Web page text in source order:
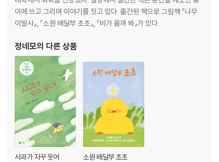
이에 쓰고 그리며 이야기를 짓고 있다. 출간된 책으로 그림책 『나무
이발사』, 『소원 배달부 초초』, 『비가 올까 봐』가 있다.
정네모의 다른 상품
사과가 자꾸 웃어 소원 배달부 초초